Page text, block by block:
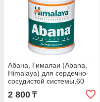
Абана, Гималаи (Abana,
Himalaya) для сердечно-
сосудистой системы,60
таблеток
2 800 ₸